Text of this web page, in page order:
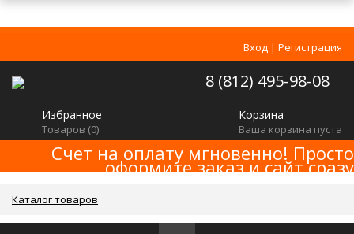
Вход | Регистрация
8 (812) 495-98-08
Избранное
Товаров (0)
Корзина
Ваша корзина пуста
Счет на оплату мгновенно! Просто
оформите заказ и сайт сразу
Каталог товаров